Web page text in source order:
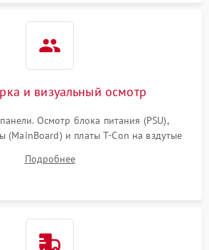
и визуальный осмотр
Осмотр блока питания (PSU),
(MainBoard) и платы T-Con на вздутые
фиксации и целостности шлейфов.
Подробнее